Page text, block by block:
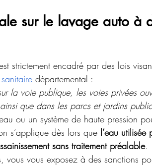
sur le lavage auto à
strictement encadré par des lois
départemental :
la voie publique, les voies privées
que dans les parcs et jardins
ou un système de haute pression
s’applique dès lors que l’eau utilisée
sans traitement préalable.
vous vous exposez à des sanctions